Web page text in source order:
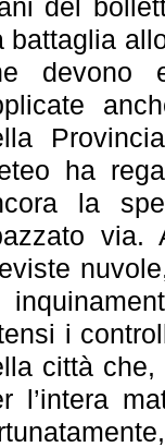
del
battaglia
devono
ha
la
via.
i
città
l’intera